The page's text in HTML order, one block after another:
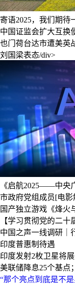
寄语2025，我们期待
中国证监会扩大互换
也门荷台达市遭美英
刘国梁表态/div>
《启航2025——中央
市政府党组成员[电影
国产独立游戏《烽火
【学习贯彻党的二
中国之声一线调研｜
印度普惠制待遇
印度发射2枚卫星将
美联储降息25个基点
“那个亮点到底是不